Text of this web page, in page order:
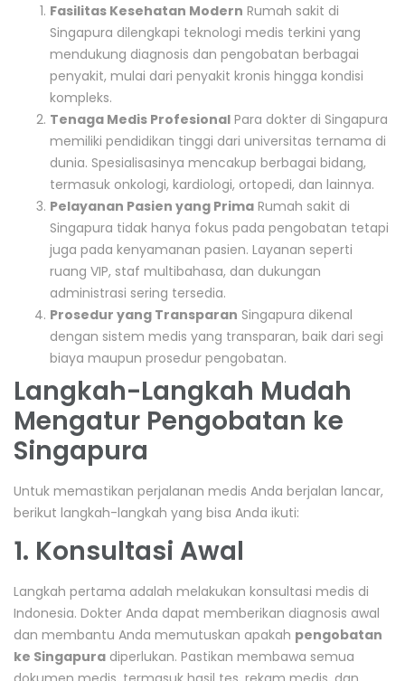
Fasilitas Kesehatan Modern Rumah sakit di
Singapura dilengkapi teknologi medis terkini yang
mendukung diagnosis dan pengobatan berbagai
penyakit, mulai dari penyakit kronis hingga kondisi
kompleks.
Tenaga Medis Profesional Para dokter di Singapura
memiliki pendidikan tinggi dari universitas ternama di
dunia. Spesialisasinya mencakup berbagai bidang,
termasuk onkologi, kardiologi, ortopedi, dan lainnya.
Pelayanan Pasien yang Prima Rumah sakit di
Singapura tidak hanya fokus pada pengobatan tetapi
juga pada kenyamanan pasien. Layanan seperti
ruang VIP, staf multibahasa, dan dukungan
administrasi sering tersedia.
Prosedur yang Transparan Singapura dikenal
dengan sistem medis yang transparan, baik dari segi
biaya maupun prosedur pengobatan.
Langkah-Langkah Mudah
Mengatur Pengobatan ke
Singapura
Untuk memastikan perjalanan medis Anda berjalan lancar,
berikut langkah-langkah yang bisa Anda ikuti:
1. Konsultasi Awal
Langkah pertama adalah melakukan konsultasi medis di
Indonesia. Dokter Anda dapat memberikan diagnosis awal
dan membantu Anda memutuskan apakah pengobatan
ke Singapura diperlukan. Pastikan membawa semua